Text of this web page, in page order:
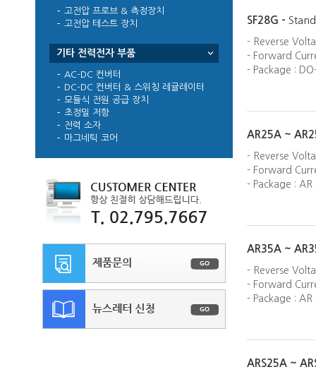
고전압 프로브 & 측정장치
고전압 테스트 장치
기타 전력전자 부품
AC-DC 컨버터
DC-DC 컨버터 & 스위칭 레귤레이터
모듈식 전원 공급 장치
초정밀 저항
전력 소자
마그네틱 코어
SF28G -
- Reverse
- Forward
- Package :
AR25A ~
- Reverse
- Forward
- Package : AR
AR35A ~
- Reverse
- Forward
- Package : AR
ARS25A ~